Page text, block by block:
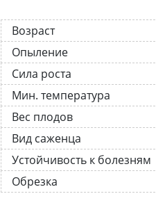
Возраст
Опыление
Сила роста
Мин. температура
Вес плодов
Вид саженца
Устойчивость к болезням
Обрезка